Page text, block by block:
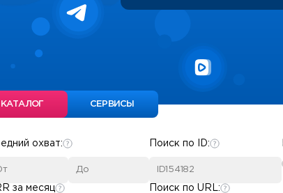
КАТАЛОГ СЕРВИСЫ
охват:
за месяц
Поиск по ID:
Поиск по URL: